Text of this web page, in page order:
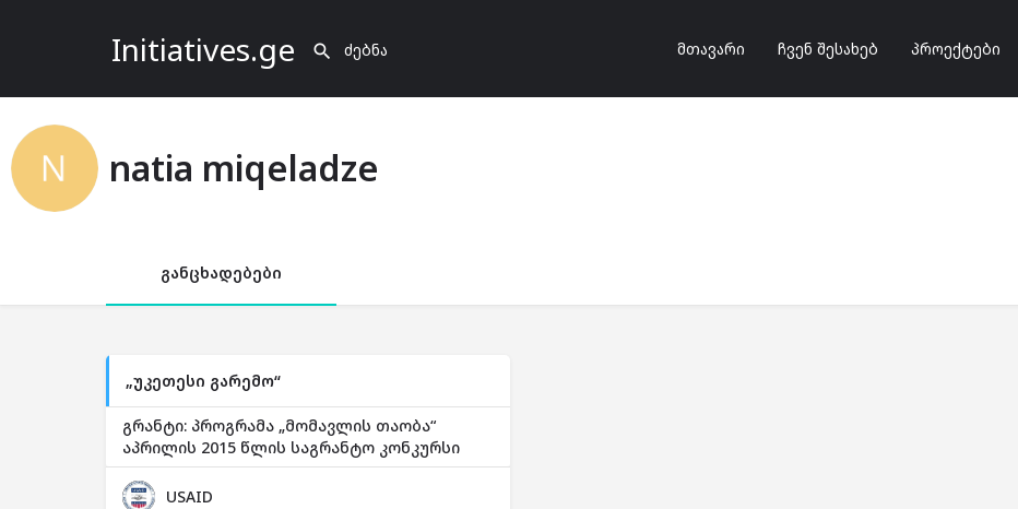
Initiatives.ge მთავარი ჩვენ შესახებ პროექტები
natia miqeladze
განცხადებები
„უკეთესი გარემო“
გრანტი: პროგრამა „მომავლის თაობა“
აპრილის 2015 წლის საგრანტო კონკურსი
USAID